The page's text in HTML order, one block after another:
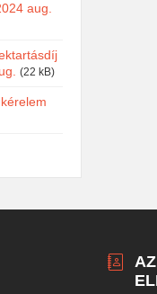
aug.
(22 kB)